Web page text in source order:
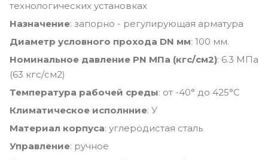
технологических установках
Назначение: запорно - регулирующая арматура
Диаметр условного прохода DN мм: 100 мм.
Номинальное давление PN МПа (кгс/см2): 6.3 МПа
(63 кгс/см2)
Температура рабочей среды: от -40° до 425°С
Климатическое исполнние: У
Материал корпуса: углеродистая сталь
Управление: ручное